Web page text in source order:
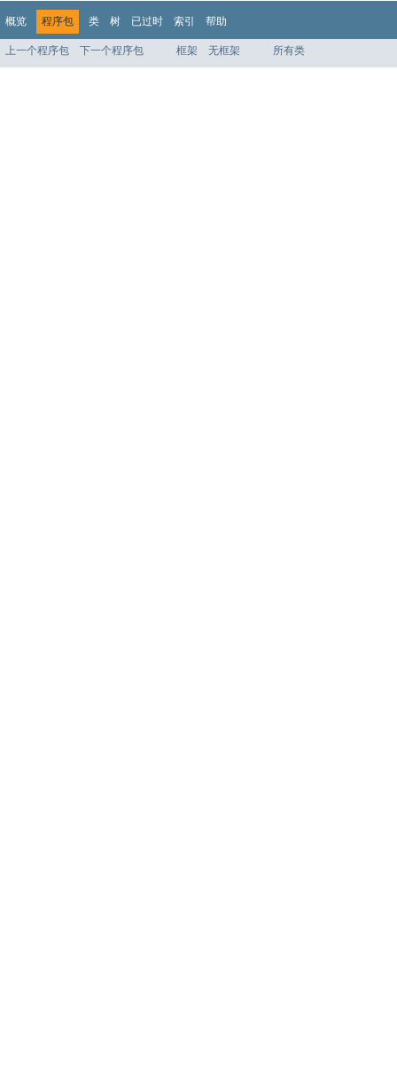
概览 程序包 类 树 已过时 索引 帮助
上一个程序包 下一个程序包 框架 无框架 所有类